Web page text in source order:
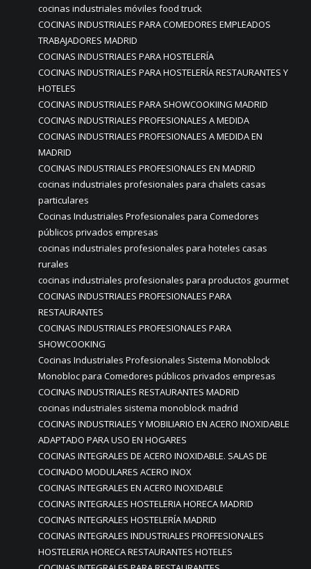
cocinas industriales móviles food truck
COCINAS INDUSTRIALES PARA COMEDORES EMPLEADOS
TRABAJADORES MADRID
COCINAS INDUSTRIALES PARA HOSTELERÍA
COCINAS INDUSTRIALES PARA HOSTELERÍA RESTAURANTES Y
HOTELES
COCINAS INDUSTRIALES PARA SHOWCOOKIING MADRID
COCINAS INDUSTRIALES PROFESIONALES A MEDIDA
COCINAS INDUSTRIALES PROFESIONALES A MEDIDA EN
MADRID
COCINAS INDUSTRIALES PROFESIONALES EN MADRID
cocinas industriales profesionales para chalets casas
particulares
Cocinas Industriales Profesionales para Comedores
públicos privados empresas
cocinas industriales profesionales para hoteles casas
rurales
cocinas industriales profesionales para productos gourmet
COCINAS INDUSTRIALES PROFESIONALES PARA
RESTAURANTES
COCINAS INDUSTRIALES PROFESIONALES PARA
SHOWCOOKING
Cocinas Industriales Profesionales Sistema Monoblock
Monobloc para Comedores públicos privados empresas
COCINAS INDUSTRIALES RESTAURANTES MADRID
cocinas industriales sistema monoblock madrid
COCINAS INDUSTRIALES Y MOBILIARIO EN ACERO INOXIDABLE
ADAPTADO PARA USO EN HOGARES
COCINAS INTEGRALES DE ACERO INOXIDABLE. SALAS DE
COCINADO MODULARES ACERO INOX
COCINAS INTEGRALES EN ACERO INOXIDABLE
COCINAS INTEGRALES HOSTELERIA HORECA MADRID
COCINAS INTEGRALES HOSTELERÍA MADRID
COCINAS INTEGRALES INDUSTRIALES PROFFESIONALES
HOSTELERIA HORECA RESTAURANTES HOTELES